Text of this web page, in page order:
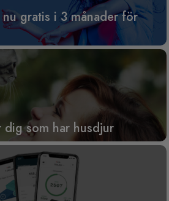
gratis i 3 månader för
som har husdjur